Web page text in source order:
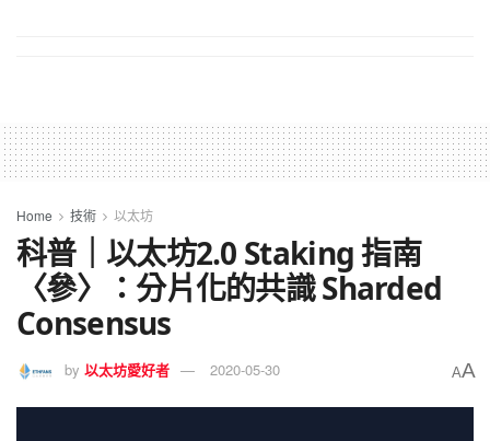
Home 技術 以太坊
科普｜以太坊2.0 Staking 指南
〈參〉：分片化的共識 Sharded
Consensus
by 以太坊愛好者 2020-05-30 AA